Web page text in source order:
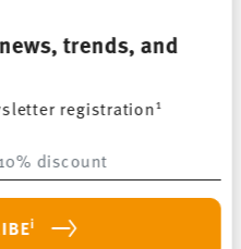
the Thomas newsletter
and home accessories from
trends, and
registration1
i